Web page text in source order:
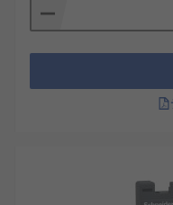
オムロン（Omron
れるブランドで、
に強みがあります
Eaton：アメリカ
電分野に強みを
補助接点は、産業や社